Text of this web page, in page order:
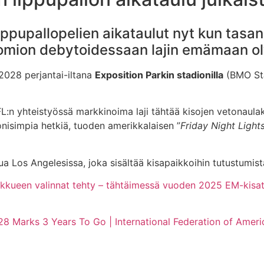
aikataulut nyt kun
debytoidessaan lajin emämaan
perjantai-iltana Exposition Parkin stadionilla (BMO
yhteistyössä markkinoima laji tähtää kisojen
hetkiä, tuoden amerikkalaisen ”Friday Night
Los Angelesissa, joka sisältää kisapaikkoihin
valinnat tehty – tähtäimessä vuoden 2025 EM-
Marks 3 Years To Go | International Federation of